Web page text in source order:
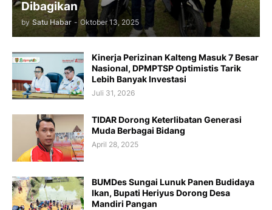
Dibagikan
by Satu Habar - Oktober 13, 2025
Kinerja Perizinan Kalteng Masuk 7 Besar
Nasional, DPMPTSP Optimistis Tarik
Lebih Banyak Investasi
Juli 31, 2026
TIDAR Dorong Keterlibatan Generasi
Muda Berbagai Bidang
April 28, 2025
BUMDes Sungai Lunuk Panen Budidaya
Ikan, Bupati Heriyus Dorong Desa
Mandiri Pangan